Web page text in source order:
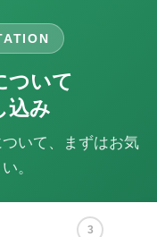
ついて
込み
いて、まずはお気
。
3